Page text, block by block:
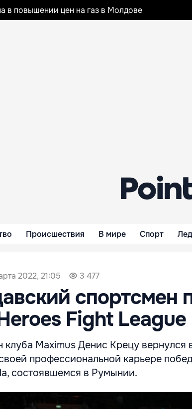
в повышении цен на газ в Молдове
Происшествия В мире Спорт
2022, 21:05 3 477
спортсмен
Fight League
клуба Maximus Денис Крецу вернулся
профессиональной карьере
состоявшемся в Румынии.